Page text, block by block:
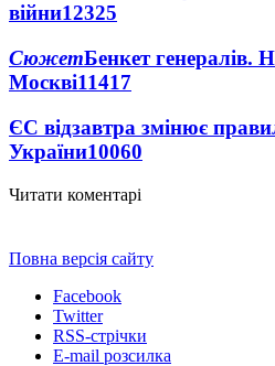
війни12325
СюжетБенкет генералів.
Москві11417
ЄС відзавтра змінює
України10060
Читати коментарі
Повна версія сайту
Facebook
Twitter
RSS-стрічки
E-mail розсилка